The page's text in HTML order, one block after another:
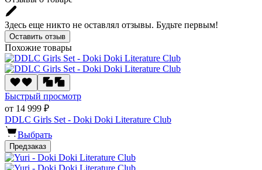
Здесь еще никто не оставлял отзывы. Будьте первым!
Оставить отзыв
Похожие товары
Быстрый просмотр
от 14 999 ₽
DDLC Girls Set - Doki Doki Literature Club
Выбрать
Предзаказ